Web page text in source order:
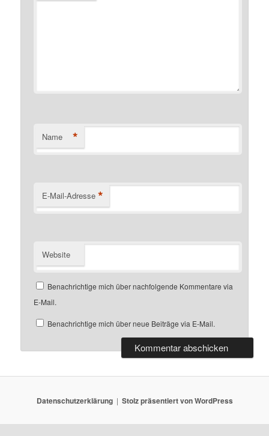
Name *
E-Mail-Adresse *
Website
Benachrichtige mich über nachfolgende Kommentare via
E-Mail.
Benachrichtige mich über neue Beiträge via E-Mail.
Datenschutzerklärung Stolz präsentiert von WordPress